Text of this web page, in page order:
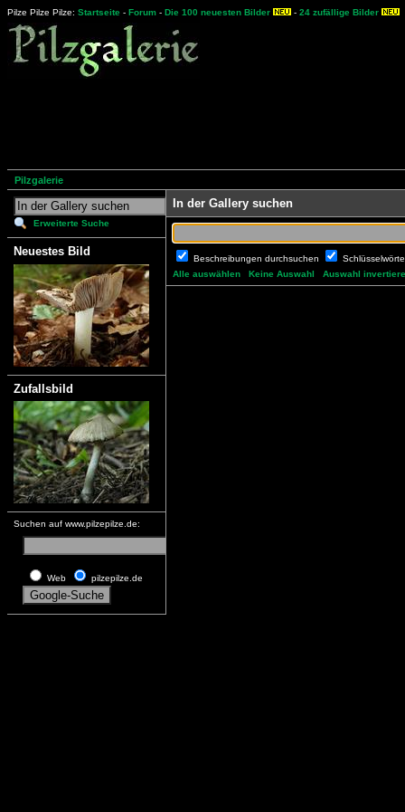
Pilze Pilze Pilze: Startseite - Forum - Die 100 neuesten Bilder - 24 zufällige Bilder
Pilzgalerie
Erweiterte Suche
Neuestes Bild
Zufallsbild
Suchen auf www.pilzepilze.de:
Web pilzepilze.de
In der Gallery suchen
Beschreibungen durchsuchen
Alle auswählen
Keine Auswahl Auswahl